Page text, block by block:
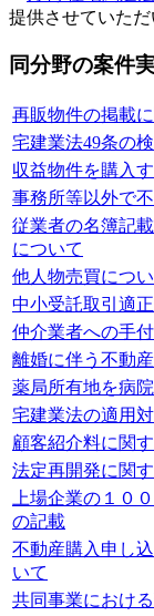
提供させていただ
同分野の案件
再販物件の掲載
宅建業法49条の
収益物件を購入
事務所等以外で
従業者の名簿記
について
他人物売買につ
中小受託取引適
仲介業者への手
離婚に伴う不動
薬局所有地を病
宅建業法の適用
顧客紹介料に関
法定再開発に関
上場企業の１０
の記載
不動産購入申し
いて
共同事業におけ